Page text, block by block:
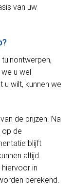
van uw
u wel
u wilt, kunnen we
de prijzen. Na
op de
blijft
altijd
in
berekend.